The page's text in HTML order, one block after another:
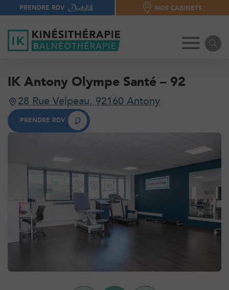
PRENDRE RDV
NOS CABINETS
NOS CABINETS
IK Antony Olympe Santé – 92
28 Rue Velpeau, 92160 Antony
28 Rue Velpeau, 92160 Antony
PRENDRE RDV